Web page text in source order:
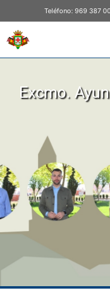
Teléfono: 969 387
Excmo.